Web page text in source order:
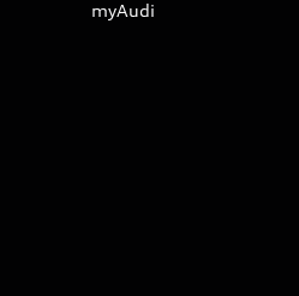
myAudi